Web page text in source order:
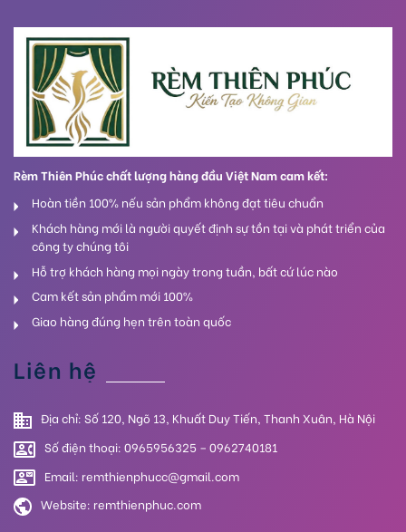
Rèm Thiên Phúc chất lượng hàng đầu Việt Nam cam kết:
Hoàn tiền 100% nếu sản phẩm không đạt tiêu chuẩn
Khách hàng mới là người quyết định sự tồn tại và phát triển của
công ty chúng tôi
Hỗ trợ khách hàng mọi ngày trong tuần, bất cứ lúc nào
Cam kết sản phẩm mới 100%
Giao hàng đúng hẹn trên toàn quốc
Liên hệ
Địa chỉ: Số 120, Ngõ 13, Khuất Duy Tiến, Thanh Xuân, Hà Nội
Số điện thoại: 0965956325 – 0962740181
Email: remthienphucc@gmail.com
Website: remthienphuc.com